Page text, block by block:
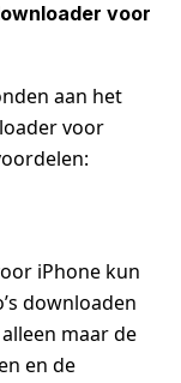
voor
aan het
voor
iPhone kun
downloaden
maar de
en de